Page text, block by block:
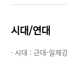
시대/연대
· 시대 :근대-일제